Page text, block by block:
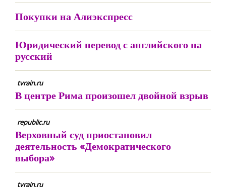
Покупки на Алиэкспресс
Юридический перевод с английского на
русский
tvrain.ru
В центре Рима произошел двойной взрыв
republic.ru
Верховный суд приостановил
деятельность «Демократического
выбора»
tvrain.ru